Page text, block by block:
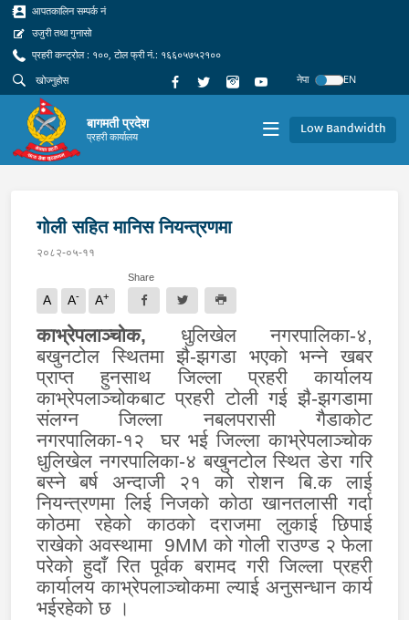
आपतकालिन सम्पर्क नं
उजुरी तथा गुनासो
प्रहरी कन्ट्रोल : १००, टोल फ्री नं.: १६६०५७५२१००
नेपा
EN
बागमती प्रदेश
प्रहरी कार्यालय Low Bandwidth
गोली सहित मानिस नियन्त्रणमा
२०८२-०५-११
A A- A+
Share
काभ्रेपलाञ्चोक, धुलिखेल नगरपालिका-४,
बखुनटोल स्थितमा झै-झगडा भएको भन्ने खबर
प्राप्त हुनसाथ जिल्ला प्रहरी कार्यालय
काभ्रेपलाञ्चोकबाट प्रहरी टोली गई झै-झगडामा
संलग्न जिल्ला नबलपरासी गैडाकोट
नगरपालिका-१२ घर भई जिल्ला काभ्रेपलाञ्चोक
धुलिखेल नगरपालिका-४ बखुनटोल स्थित डेरा गरि
बस्ने बर्ष अन्दाजी २१ को रोशन बि.क लाई
नियन्त्रणमा लिई निजको कोठा खानतलासी गर्दा
कोठमा रहेको काठको दराजमा लुकाई छिपाई
राखेको अवस्थामा 9MMको गोली राउण्ड २ फेला
परेको हुदाँ रित पूर्वक बरामद गरी जिल्ला प्रहरी
कार्यालय काभ्रेपलाञ्चोकमा ल्याई अनुसन्धान कार्य
भईरहेको छ ।